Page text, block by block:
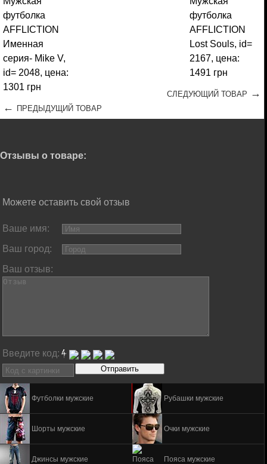
Футболки мужские Рубашки мужские
Шорты мужские Очки мужские
Джинсы мужские Пояса мужские
← ПРЕДЫДУЩИЙ ТОВАР
СЛЕДУЮЩИЙ ТОВАР →
Отзывы о товаре:
Можете оставить свой отзыв
Ваше имя:
Ваш город:
Ваш отзыв:
Введите код: